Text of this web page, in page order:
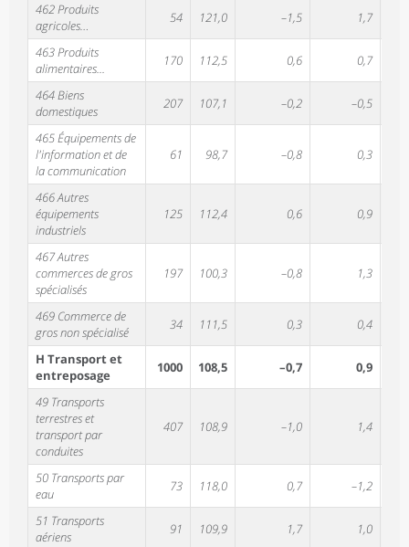
462 Produits
agricoles…
54 121,0 –1,5 1,7
463 Produits
alimentaires...
170 112,5 0,6 0,7
464 Biens
domestiques
207 107,1 –0,2 –0,5
465 Équipements de
l'information et de
la communication
61 98,7 –0,8 0,3
466 Autres
équipements
industriels
125 112,4 0,6 0,9
467 Autres
commerces de gros
spécialisés
197 100,3 –0,8 1,3
469 Commerce de
gros non spécialisé
34 111,5 0,3 0,4
H Transport et
entreposage
1000 108,5 –0,7 0,9
49 Transports
terrestres et
transport par
conduites
407 108,9 –1,0 1,4
50 Transports par
eau
73 118,0 0,7 –1,2
51 Transports
aériens
91 109,9 1,7 1,0